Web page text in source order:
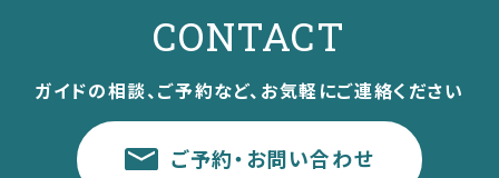
CONTACT
ガイドの相談、ご予約など、お気軽にご連絡ください
ご予約・お問い合わせ